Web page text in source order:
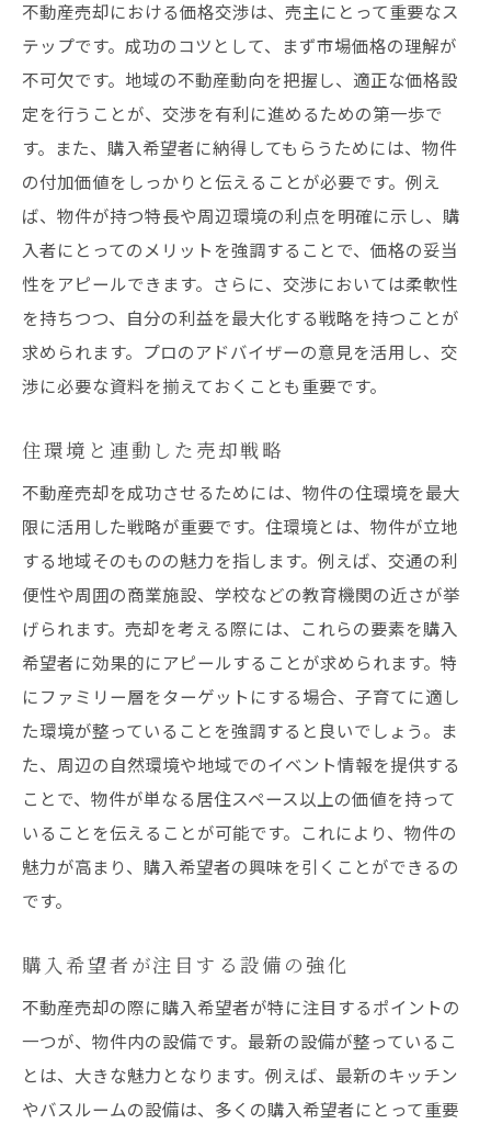
不動産売却における価格交渉は、売主にとって重要なス
テップです。成功のコツとして、まず市場価格の理解が
不可欠です。地域の不動産動向を把握し、適正な価格設
定を行うことが、交渉を有利に進めるための第一歩で
す。また、購入希望者に納得してもらうためには、物件
の付加価値をしっかりと伝えることが必要です。例え
ば、物件が持つ特長や周辺環境の利点を明確に示し、購
入者にとってのメリットを強調することで、価格の妥当
性をアピールできます。さらに、交渉においては柔軟性
を持ちつつ、自分の利益を最大化する戦略を持つことが
求められます。プロのアドバイザーの意見を活用し、交
渉に必要な資料を揃えておくことも重要です。
住環境と連動した売却戦略
不動産売却を成功させるためには、物件の住環境を最大
限に活用した戦略が重要です。住環境とは、物件が立地
する地域そのものの魅力を指します。例えば、交通の利
便性や周囲の商業施設、学校などの教育機関の近さが挙
げられます。売却を考える際には、これらの要素を購入
希望者に効果的にアピールすることが求められます。特
にファミリー層をターゲットにする場合、子育てに適し
た環境が整っていることを強調すると良いでしょう。ま
た、周辺の自然環境や地域でのイベント情報を提供する
ことで、物件が単なる居住スペース以上の価値を持って
いることを伝えることが可能です。これにより、物件の
魅力が高まり、購入希望者の興味を引くことができるの
です。
購入希望者が注目する設備の強化
不動産売却の際に購入希望者が特に注目するポイントの
一つが、物件内の設備です。最新の設備が整っているこ
とは、大きな魅力となります。例えば、最新のキッチン
やバスルームの設備は、多くの購入希望者にとって重要